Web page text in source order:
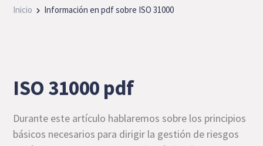
Inicio Información en pdf sobre ISO 31000
ISO 31000 pdf
Durante este artículo hablaremos sobre los principios
básicos necesarios para dirigir la gestión de riesgos